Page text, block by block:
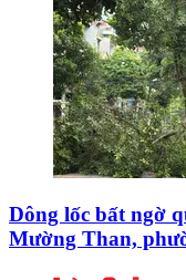
Dông lốc bất ngờ
Mường Than,